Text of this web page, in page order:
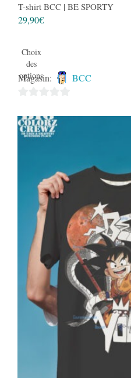
T-shirt BCC | BE SPORTY
29,90€
Choix
des
options
Magasin: BCC
sur
5